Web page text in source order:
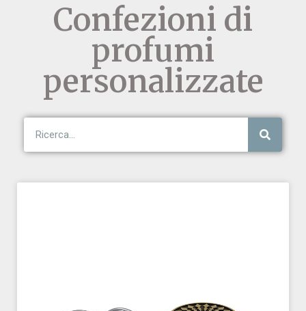
Confezioni di
profumi
personalizzate